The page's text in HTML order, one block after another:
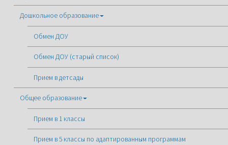
Дошкольное образование
Обмен ДОУ
Обмен ДОУ (старый список)
Прием в детсады
Общее образование
Прием в 1 классы
Прием в 5 классы по адаптированным программам